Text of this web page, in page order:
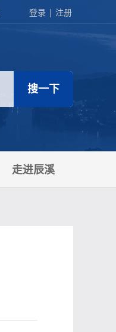
登录 | 注册
走进辰溪